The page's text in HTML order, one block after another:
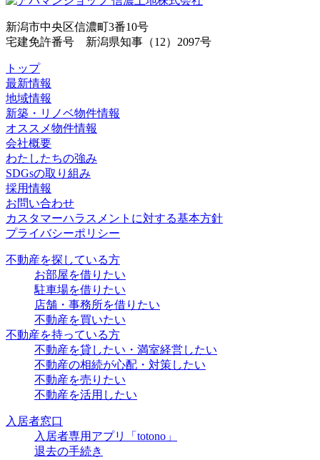
新潟市中央区信濃町3番10号
宅建免許番号 新潟県知事（12）2097号
トップ
最新情報
地域情報
新築・リノベ物件情報
オススメ物件情報
会社概要
わたしたちの強み
SDGsの取り組み
採用情報
お問い合わせ
カスタマーハラスメントに対する基本方針
プライバシーポリシー
不動産を探している方
お部屋を借りたい
駐車場を借りたい
店舗・事務所を借りたい
不動産を買いたい
不動産を持っている方
不動産を貸したい・満室経営したい
不動産の相続が心配・対策したい
不動産を売りたい
不動産を活用したい
入居者窓口
入居者専用アプリ「totono」
退去の手続き